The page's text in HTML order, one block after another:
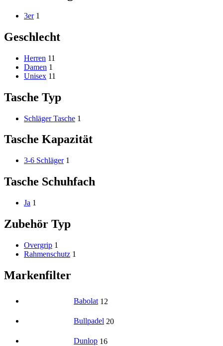
3er 1
Geschlecht
Herren 11
Damen 1
Unisex 11
Tasche Typ
Schläger Tasche 1
Tasche Kapazität
3-6 Schläger 1
Tasche Schuhfach
Ja 1
Zubehör Typ
Overgrip 1
Rahmenschutz 1
Markenfilter
Babolat 12
Bullpadel 20
Dunlop 16